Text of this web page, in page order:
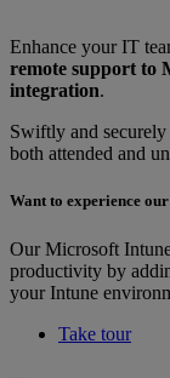
Enhance your IT
remote support to
integration.
Swiftly and securely
both attended and
Want to experience
Our Microsoft
productivity by
your Intune
Take tour